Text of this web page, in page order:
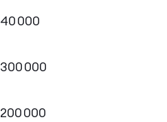
40 000
300 000
200 000